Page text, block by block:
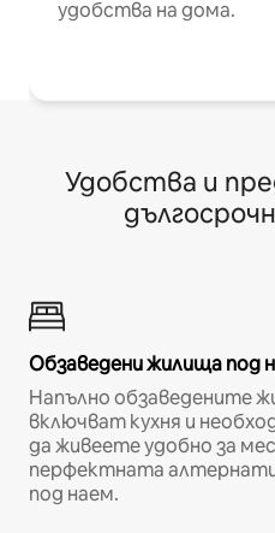
удобства на дома.
Удобства и
Обзаведени жилища под
Напълно обзаведените
включват кухня и
да живеете удобно за
перфектната
под наем.